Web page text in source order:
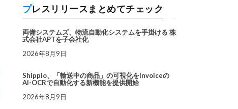
プレスリリースまとめてチェック
両備システムズ、物流自動化システムを手掛ける 株
式会社APTを子会社化
2026年8月9日
Shippio、「輸送中の商品」の可視化をInvoiceの
AI-OCRで自動化する新機能を提供開始
2026年8月9日